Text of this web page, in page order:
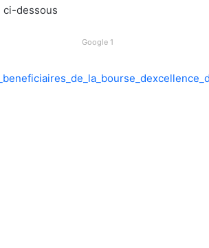
ci-dessous
Google 1